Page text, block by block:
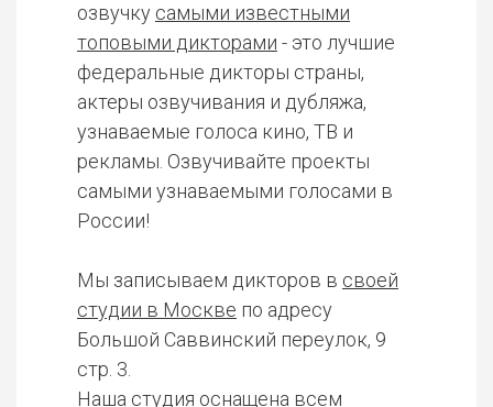
озвучку самыми известными
топовыми дикторами - это лучшие
федеральные дикторы страны,
актеры озвучивания и дубляжа,
узнаваемые голоса кино, ТВ и
рекламы. Озвучивайте проекты
самыми узнаваемыми голосами в
России!
Мы записываем дикторов в своей
студии в Москве по адресу
Большой Саввинский переулок, 9
стр. 3.
Наша студия оснащена всем